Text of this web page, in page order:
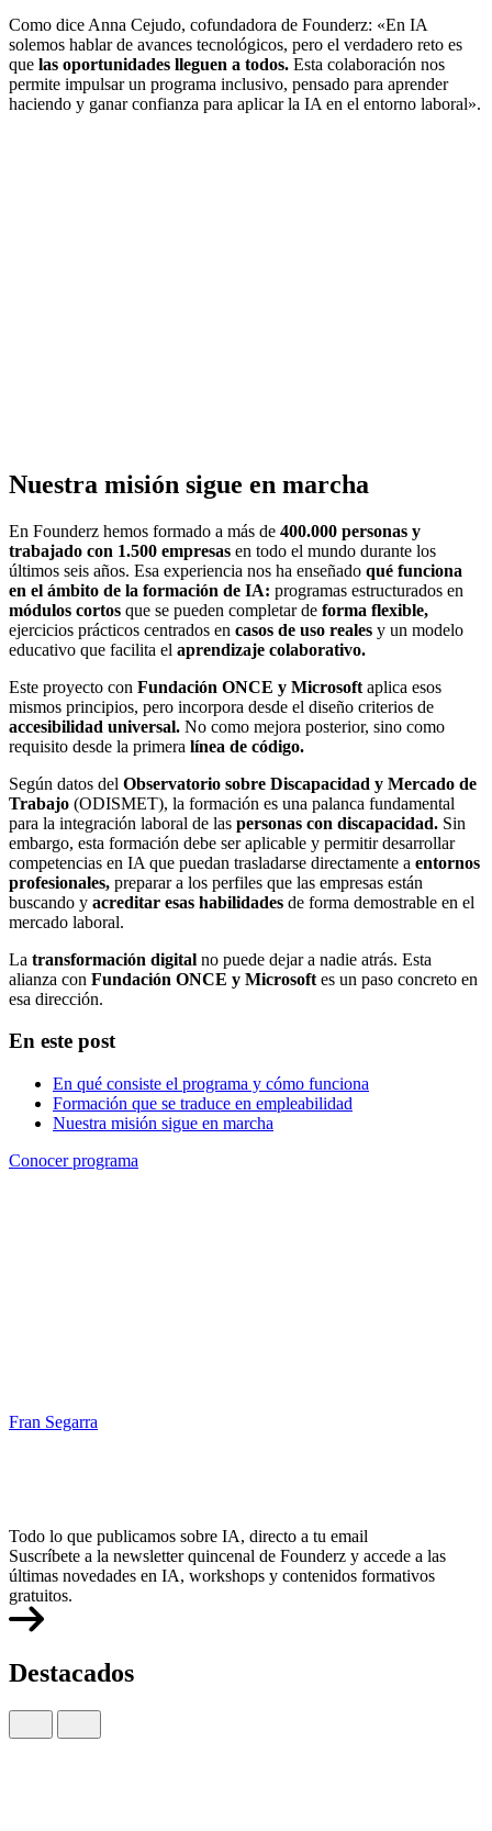
Como dice Anna Cejudo, cofundadora de Founderz: «En IA
solemos hablar de avances tecnológicos, pero el verdadero reto es
que las oportunidades lleguen a todos. Esta colaboración nos
permite impulsar un programa inclusivo, pensado para aprender
haciendo y ganar confianza para aplicar la IA en el entorno laboral».
Nuestra misión sigue en marcha
En Founderz hemos formado a más de 400.000 personas y
trabajado con 1.500 empresas en todo el mundo durante los
últimos seis años. Esa experiencia nos ha enseñado qué funciona
en el ámbito de la formación de IA: programas estructurados en
módulos cortos que se pueden completar de forma flexible,
ejercicios prácticos centrados en casos de uso reales y un modelo
educativo que facilita el aprendizaje colaborativo.
Este proyecto con Fundación ONCE y Microsoft aplica esos
mismos principios, pero incorpora desde el diseño criterios de
accesibilidad universal. No como mejora posterior, sino como
requisito desde la primera línea de código.
Según datos del Observatorio sobre Discapacidad y Mercado de
Trabajo (ODISMET), la formación es una palanca fundamental
para la integración laboral de las personas con discapacidad. Sin
embargo, esta formación debe ser aplicable y permitir desarrollar
competencias en IA que puedan trasladarse directamente a entornos
profesionales, preparar a los perfiles que las empresas están
buscando y acreditar esas habilidades de forma demostrable en el
mercado laboral.
La transformación digital no puede dejar a nadie atrás. Esta
alianza con Fundación ONCE y Microsoft es un paso concreto en
esa dirección.
En este post
En qué consiste el programa y cómo funciona
Formación que se traduce en empleabilidad
Nuestra misión sigue en marcha
Conocer programa
Fran Segarra
Todo lo que publicamos sobre IA, directo a tu email
Suscríbete a la newsletter quincenal de Founderz y accede a las
últimas novedades en IA, workshops y contenidos formativos
gratuitos.
Destacados